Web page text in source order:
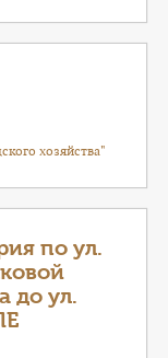
хозяйства"
по ул.
до ул.